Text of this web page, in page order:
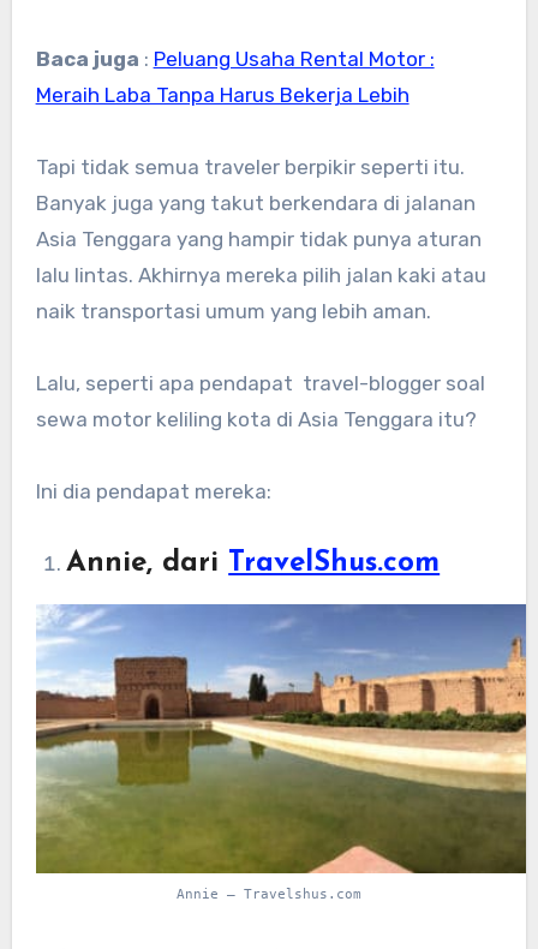
Baca juga : Peluang Usaha Rental Motor :
Meraih Laba Tanpa Harus Bekerja Lebih
Tapi tidak semua traveler berpikir seperti itu.
Banyak juga yang takut berkendara di jalanan
Asia Tenggara yang hampir tidak punya aturan
lalu lintas. Akhirnya mereka pilih jalan kaki atau
naik transportasi umum yang lebih aman.
Lalu, seperti apa pendapat travel-blogger soal
sewa motor keliling kota di Asia Tenggara itu?
Ini dia pendapat mereka:
Annie, dari TravelShus.com
Annie – Travelshus.com